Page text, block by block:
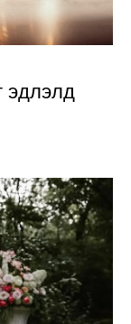
эдлэлд